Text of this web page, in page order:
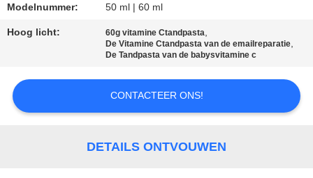
EEN
SITEMAP
Modelnummer: 50 ml | 60 ml
Hoog licht: 60g vitamine Ctandpasta,
De Vitamine Ctandpasta van de emailreparatie,
De Tandpasta van de babysvitamine c
CONTACTEER ONS!
DETAILS ONTVOUWEN